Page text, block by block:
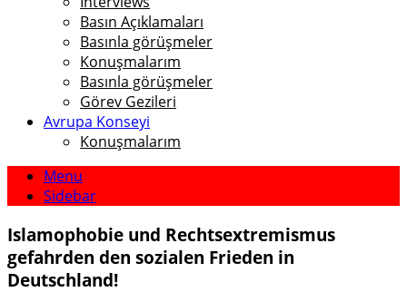
Basın Açıklamaları
Basınla görüşmeler
Konuşmalarım
Basınla görüşmeler
Görev Gezileri
Avrupa Konseyi
Konuşmalarım
Menu
Sidebar
Islamophobie und Rechtsextremismus
gefahrden den sozialen Frieden in
Deutschland!